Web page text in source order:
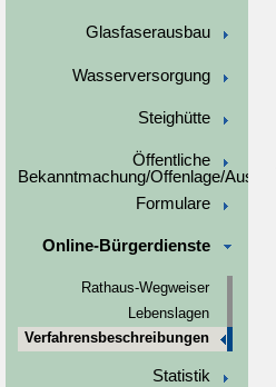
Glasfaserausbau
Wasserversorgung
Steighütte
Öffentliche
Bekanntmachung/Offenlage/
Formulare
Online-Bürgerdienste
Rathaus-Wegweiser
Lebenslagen
Verfahrensbeschreibungen
Statistik